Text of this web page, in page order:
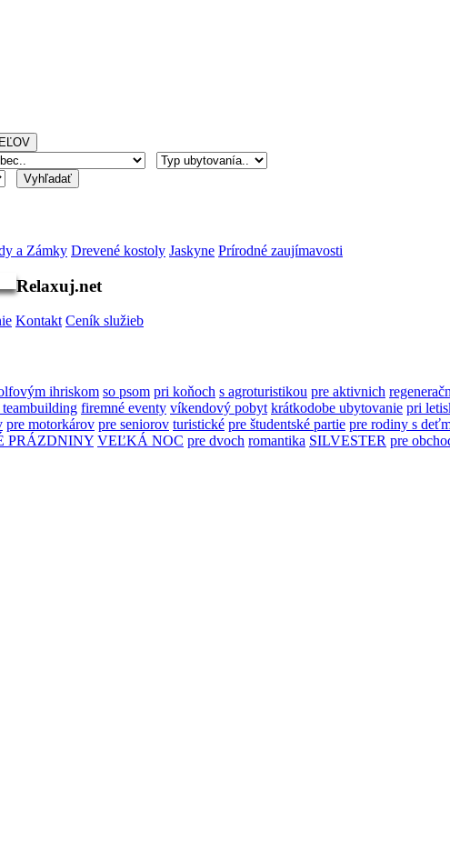
a Zámky Drevené kostoly Jaskyne Prírodné zaujímavosti
Relaxuj.net
Kontakt Ceník služieb
ihriskom so psom pri koňoch s agroturistikou pre aktivnich
teambuilding firemné eventy víkendový pobyt krátkodobe ubytovanie pri
pre motorkárov pre seniorov turistické pre študentské partie pre rodiny s
PRÁZDNINY VEĽKÁ NOC pre dvoch romantika SILVESTER pre